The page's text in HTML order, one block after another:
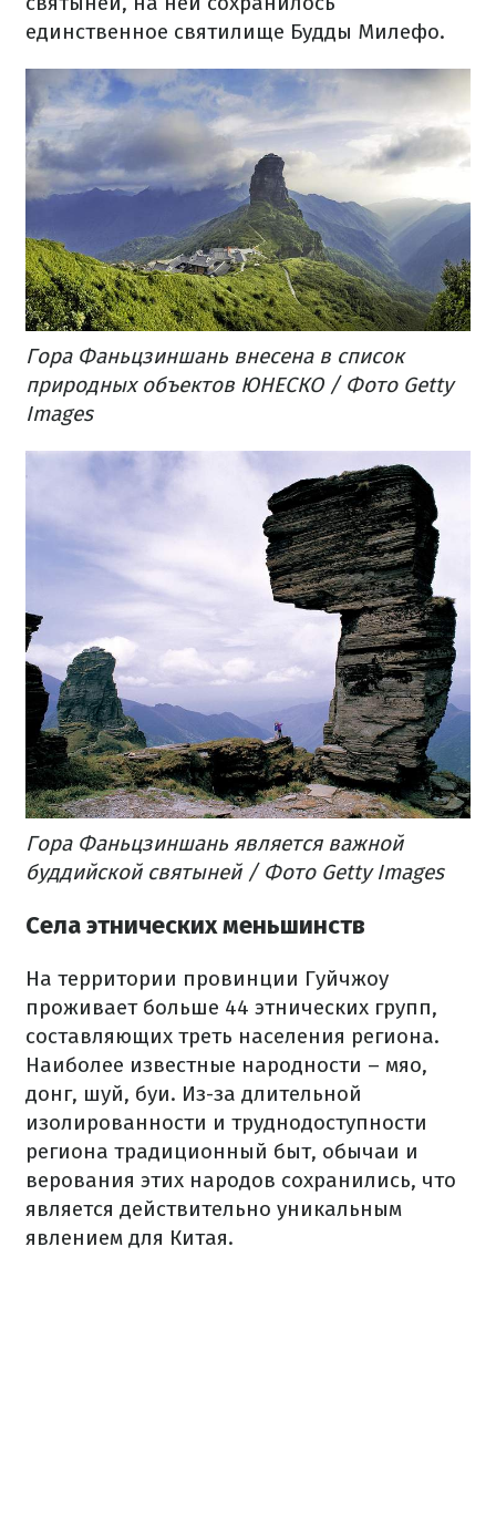
единственное святилище Будды Милефо.
Гора Фаньцзиншань внесена в список
природных объектов ЮНЕСКО / Фото Getty
Images
Гора Фаньцзиншань является важной
буддийской святыней / Фото Getty Images
Села этнических меньшинств
На территории провинции Гуйчжоу
проживает больше 44 этнических групп,
составляющих треть населения региона.
Наиболее известные народности – мяо,
донг, шуй, буи. Из-за длительной
изолированности и труднодоступности
региона традиционный быт, обычаи и
верования этих народов сохранились, что
является действительно уникальным
явлением для Китая.